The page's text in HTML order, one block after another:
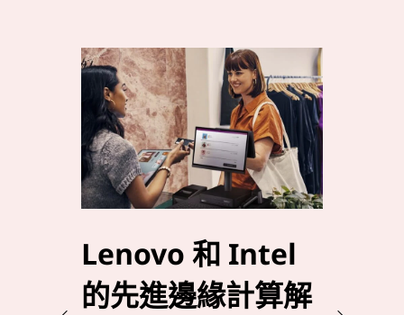
Lenovo 和 Intel
的先進邊緣計算解